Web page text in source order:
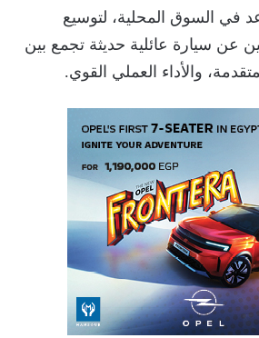
في السوق المحلية، لتوسيع
عن سيارة عائلية حديثة تجمع بين
والأداء العملي القوي.